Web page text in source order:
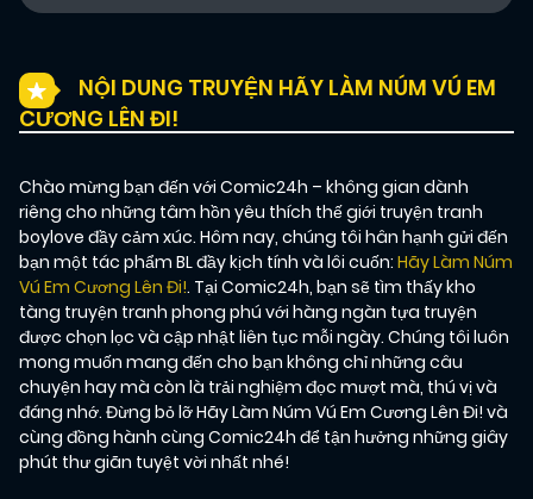
NỘI DUNG TRUYỆN HÃY LÀM NÚM VÚ EM
CƯƠNG LÊN ĐI!
Chào mừng bạn đến với Comic24h – không gian dành
riêng cho những tâm hồn yêu thích thế giới truyện tranh
boylove đầy cảm xúc. Hôm nay, chúng tôi hân hạnh gửi đến
bạn một tác phẩm BL đầy kịch tính và lôi cuốn: Hãy Làm Núm
Vú Em Cương Lên Đi!. Tại Comic24h, bạn sẽ tìm thấy kho
tàng truyện tranh phong phú với hàng ngàn tựa truyện
được chọn lọc và cập nhật liên tục mỗi ngày. Chúng tôi luôn
mong muốn mang đến cho bạn không chỉ những câu
chuyện hay mà còn là trải nghiệm đọc mượt mà, thú vị và
đáng nhớ. Đừng bỏ lỡ Hãy Làm Núm Vú Em Cương Lên Đi! và
cùng đồng hành cùng Comic24h để tận hưởng những giây
phút thư giãn tuyệt vời nhất nhé!